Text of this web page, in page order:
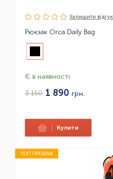
Залишити вiдгук
Рюкзак Orca Daily Bag
Є в наявності
3 150 1 890 грн.
Купити
ТОП ПРОДАЖ